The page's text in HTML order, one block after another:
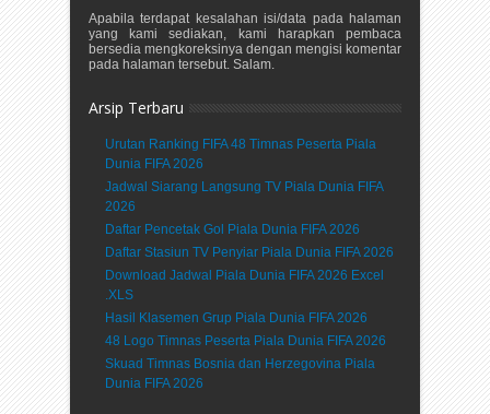
Apabila terdapat kesalahan isi/data pada halaman
yang kami sediakan, kami harapkan pembaca
bersedia mengkoreksinya dengan mengisi komentar
pada halaman tersebut. Salam.
Arsip Terbaru
Urutan Ranking FIFA 48 Timnas Peserta Piala
Dunia FIFA 2026
Jadwal Siarang Langsung TV Piala Dunia FIFA
2026
Daftar Pencetak Gol Piala Dunia FIFA 2026
Daftar Stasiun TV Penyiar Piala Dunia FIFA 2026
Download Jadwal Piala Dunia FIFA 2026 Excel
.XLS
Hasil Klasemen Grup Piala Dunia FIFA 2026
48 Logo Timnas Peserta Piala Dunia FIFA 2026
Skuad Timnas Bosnia dan Herzegovina Piala
Dunia FIFA 2026